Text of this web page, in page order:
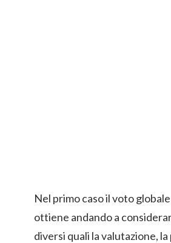
Nel primo caso il voto
ottiene andando a
diversi quali la valutazione,